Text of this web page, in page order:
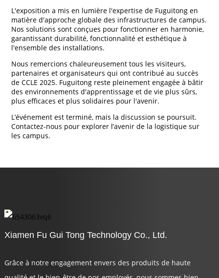
L'exposition a mis en lumière l'expertise de Fuguitong en
matière d'approche globale des infrastructures de campus.
Nos solutions sont conçues pour fonctionner en harmonie,
garantissant durabilité, fonctionnalité et esthétique à
l'ensemble des installations.
Nous remercions chaleureusement tous les visiteurs,
partenaires et organisateurs qui ont contribué au succès
de CCLE 2025. Fuguitong reste pleinement engagée à bâtir
des environnements d'apprentissage et de vie plus sûrs,
plus efficaces et plus solidaires pour l'avenir.
L’événement est terminé, mais la discussion se poursuit.
Contactez-nous pour explorer l’avenir de la logistique sur
les campus.
Xiamen Fu Gui Tong Technology Co., Ltd.
Grâce à notre engagement envers des produits de haute